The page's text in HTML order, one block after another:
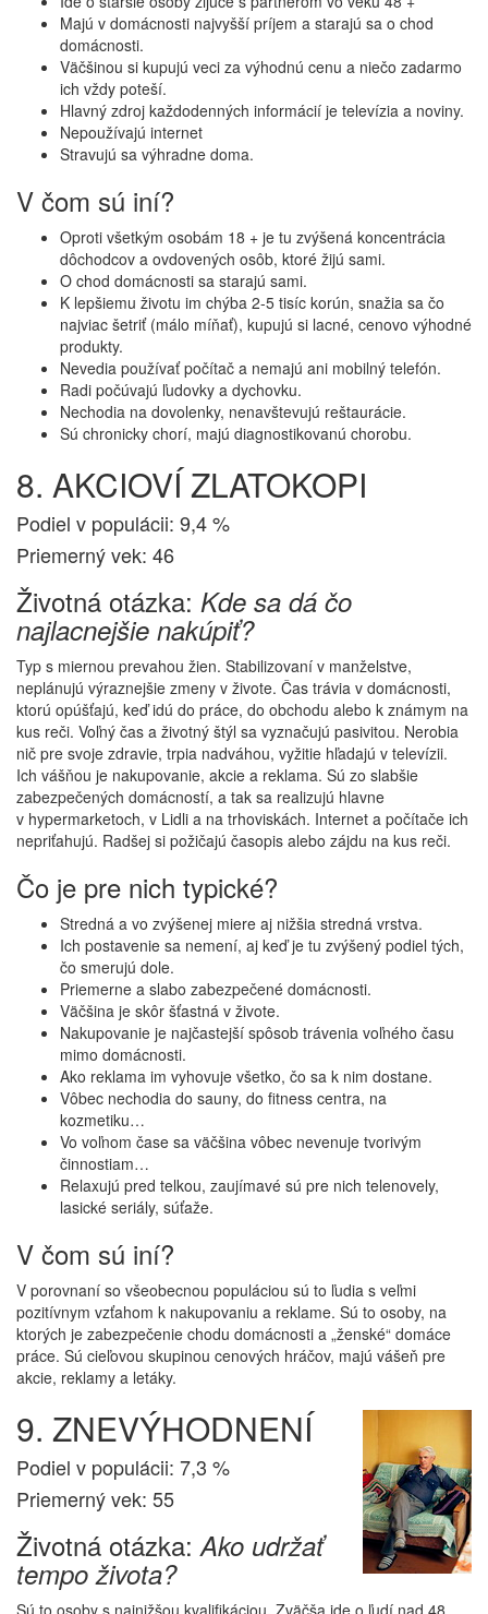
Majú v domácnosti najvyšší príjem a starajú sa o chod
domácnosti.
Väčšinou si kupujú veci za výhodnú cenu a niečo zadarmo
ich vždy poteší.
Hlavný zdroj každodenných informácií je televízia a noviny.
Nepoužívajú internet
Stravujú sa výhradne doma.
V čom sú iní?
Oproti všetkým osobám 18 + je tu zvýšená koncentrácia
dôchodcov a ovdovených osôb, ktoré žijú sami.
O chod domácnosti sa starajú sami.
K lepšiemu životu im chýba 2-5 tisíc korún, snažia sa čo
najviac šetriť (málo míňať), kupujú si lacné, cenovo výhodné
produkty.
Nevedia používať počítač a nemajú ani mobilný telefón.
Radi počúvajú ľudovky a dychovku.
Nechodia na dovolenky, nenavštevujú reštaurácie.
Sú chronicky chorí, majú diagnostikovanú chorobu.
8. AKCIOVÍ ZLATOKOPI
Podiel v populácii: 9,4 %
Priemerný vek: 46
Životná otázka: Kde sa dá čo
najlacnejšie nakúpiť?
Typ s miernou prevahou žien. Stabilizovaní v manželstve,
neplánujú výraznejšie zmeny v živote. Čas trávia v domácnosti,
ktorú opúšťajú, keď idú do práce, do obchodu alebo k známym na
kus reči. Voľný čas a životný štýl sa vyznačujú pasivitou. Nerobia
nič pre svoje zdravie, trpia nadváhou, vyžitie hľadajú v televízii.
Ich vášňou je nakupovanie, akcie a reklama. Sú zo slabšie
zabezpečených domácností, a tak sa realizujú hlavne
v hypermarketoch, v Lidli a na trhoviskách. Internet a počítače ich
nepriťahujú. Radšej si požičajú časopis alebo zájdu na kus reči.
Čo je pre nich typické?
Stredná a vo zvýšenej miere aj nižšia stredná vrstva.
Ich postavenie sa nemení, aj keď je tu zvýšený podiel tých,
čo smerujú dole.
Priemerne a slabo zabezpečené domácnosti.
Väčšina je skôr šťastná v živote.
Nakupovanie je najčastejší spôsob trávenia voľného času
mimo domácnosti.
Ako reklama im vyhovuje všetko, čo sa k nim dostane.
Vôbec nechodia do sauny, do fitness centra, na
kozmetiku…
Vo voľnom čase sa väčšina vôbec nevenuje tvorivým
činnostiam…
Relaxujú pred telkou, zaujímavé sú pre nich telenovely,
lasické seriály, súťaže.
V čom sú iní?
V porovnaní so všeobecnou populáciou sú to ľudia s veľmi
pozitívnym vzťahom k nakupovaniu a reklame. Sú to osoby, na
ktorých je zabezpečenie chodu domácnosti a „ženské“ domáce
práce. Sú cieľovou skupinou cenových hráčov, majú vášeň pre
akcie, reklamy a letáky.
9. ZNEVÝHODNENÍ
Podiel v populácii: 7,3 %
Priemerný vek: 55
Životná otázka:Ako udržať
tempo života?
Sú to osoby s najnižšou kvalifikáciou. Zväčša ide o ľudí nad 48